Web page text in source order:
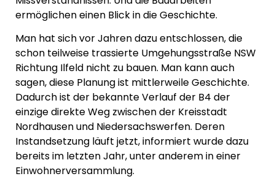
ermöglichen einen Blick in die Geschichte.
Man hat sich vor Jahren dazu entschlossen, die
schon teilweise trassierte Umgehungsstraße NSW
Richtung Ilfeld nicht zu bauen. Man kann auch
sagen, diese Planung ist mittlerweile Geschichte.
Dadurch ist der bekannte Verlauf der B4 der
einzige direkte Weg zwischen der Kreisstadt
Nordhausen und Niedersachswerfen. Deren
Instandsetzung läuft jetzt, informiert wurde dazu
bereits im letzten Jahr, unter anderem in einer
Einwohnerversammlung.